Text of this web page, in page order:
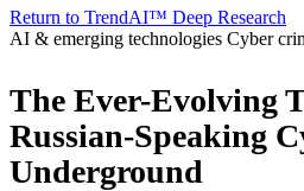
Return to TrendAI™ Deep Research
AI & emerging technologies Cyber
The Ever-Evolving
Russian-Speaking
Underground